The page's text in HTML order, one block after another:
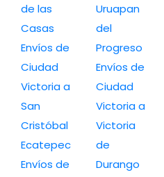
de las
Casas
Envíos de
Ciudad
Victoria a
San
Cristóbal
Ecatepec
Envíos de
Uruapan
del
Progreso
Envíos de
Ciudad
Victoria a
Victoria
de
Durango